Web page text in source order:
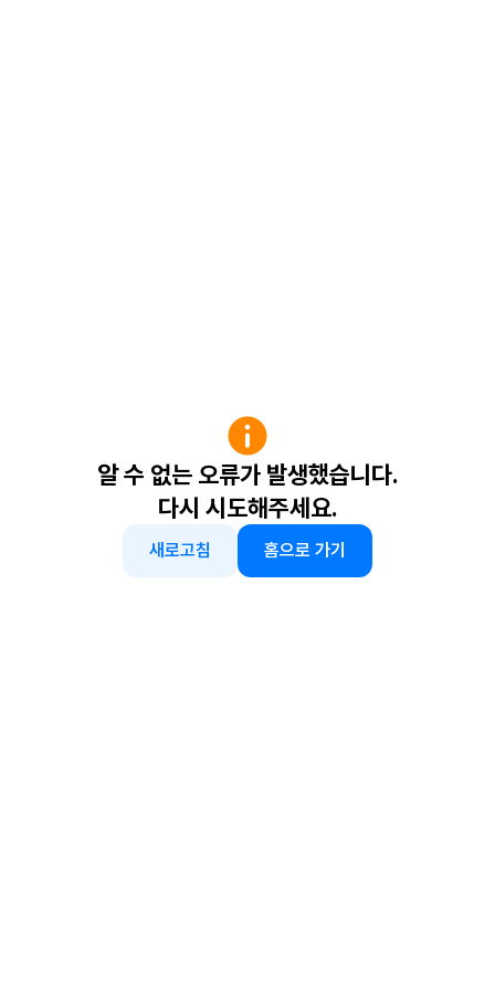
알 수 없는 오류가 발생했습니다.
다시 시도해주세요.
새로고침 홈으로 가기